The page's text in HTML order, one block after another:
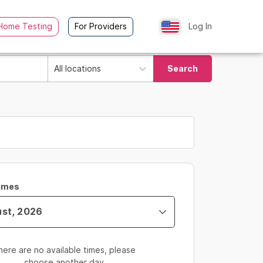
Testing For Providers Log In
All locations Search
are no available times, please